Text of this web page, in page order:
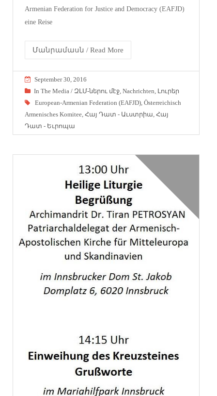
Armenian Federation for Justice and Democracy (EAFJD)
eine Reise
Մանրամասն / Read More
September 30, 2016
In The Media / ԶԼՄ-ներու մէջ ,Nachrichten Լուրեր
European-Armenian Federation (EAFJD) ,Österreichisch
Armenisches Komitee ,Հայ Դատ - Աւստրիա ,Հայ
Դատ - Եւրոպա